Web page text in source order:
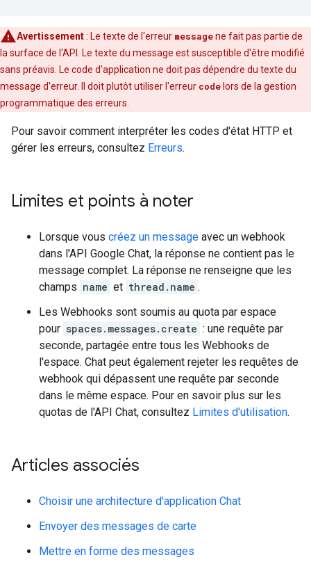
Avertissement: Le texte de l'erreur messagene fait pas partie de
la surface de l'API. Le texte du message est susceptible d'être modifié
sans préavis. Le code d'application ne doit pas dépendre du texte du
message d'erreur. Il doit plutôt utiliser l'erreur code lors de la gestion
programmatique des erreurs.
Pour savoir comment interpréter les codes d'état HTTP et
gérer les erreurs, consultez Erreurs.
Limites et points à noter
Lorsque vous créez un message avec un webhook
dans l'API Google Chat, la réponse ne contient pas le
message complet. La réponse ne renseigne que les
champs name et thread.name .
Les Webhooks sont soumis au quota par espace
pour spaces.messages.create : une requête par
seconde, partagée entre tous les Webhooks de
l'espace. Chat peut également rejeter les requêtes de
webhook qui dépassent une requête par seconde
dans le même espace. Pour en savoir plus sur les
quotas de l'API Chat, consultez Limites d'utilisation.
Articles associés
Choisir une architecture d'application Chat
Envoyer des messages de carte
Mettre en forme des messages